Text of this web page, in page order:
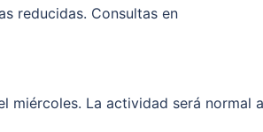
reducidas. Consultas en
miércoles. La actividad será normal a